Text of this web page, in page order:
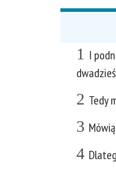
1 I
2 Tedy
3
4